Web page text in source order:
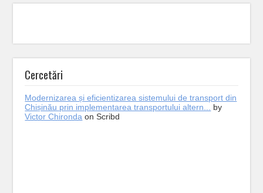
Cercetări
Modernizarea și eficientizarea sistemului de transport din
Chișinău prin implementarea transportului altern... by
Victor Chironda on Scribd